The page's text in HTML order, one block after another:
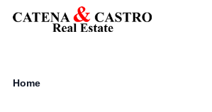
Skip to main content
Home